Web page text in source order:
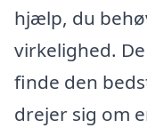
hjælp, du
virkelighed.
finde den
drejer sig om